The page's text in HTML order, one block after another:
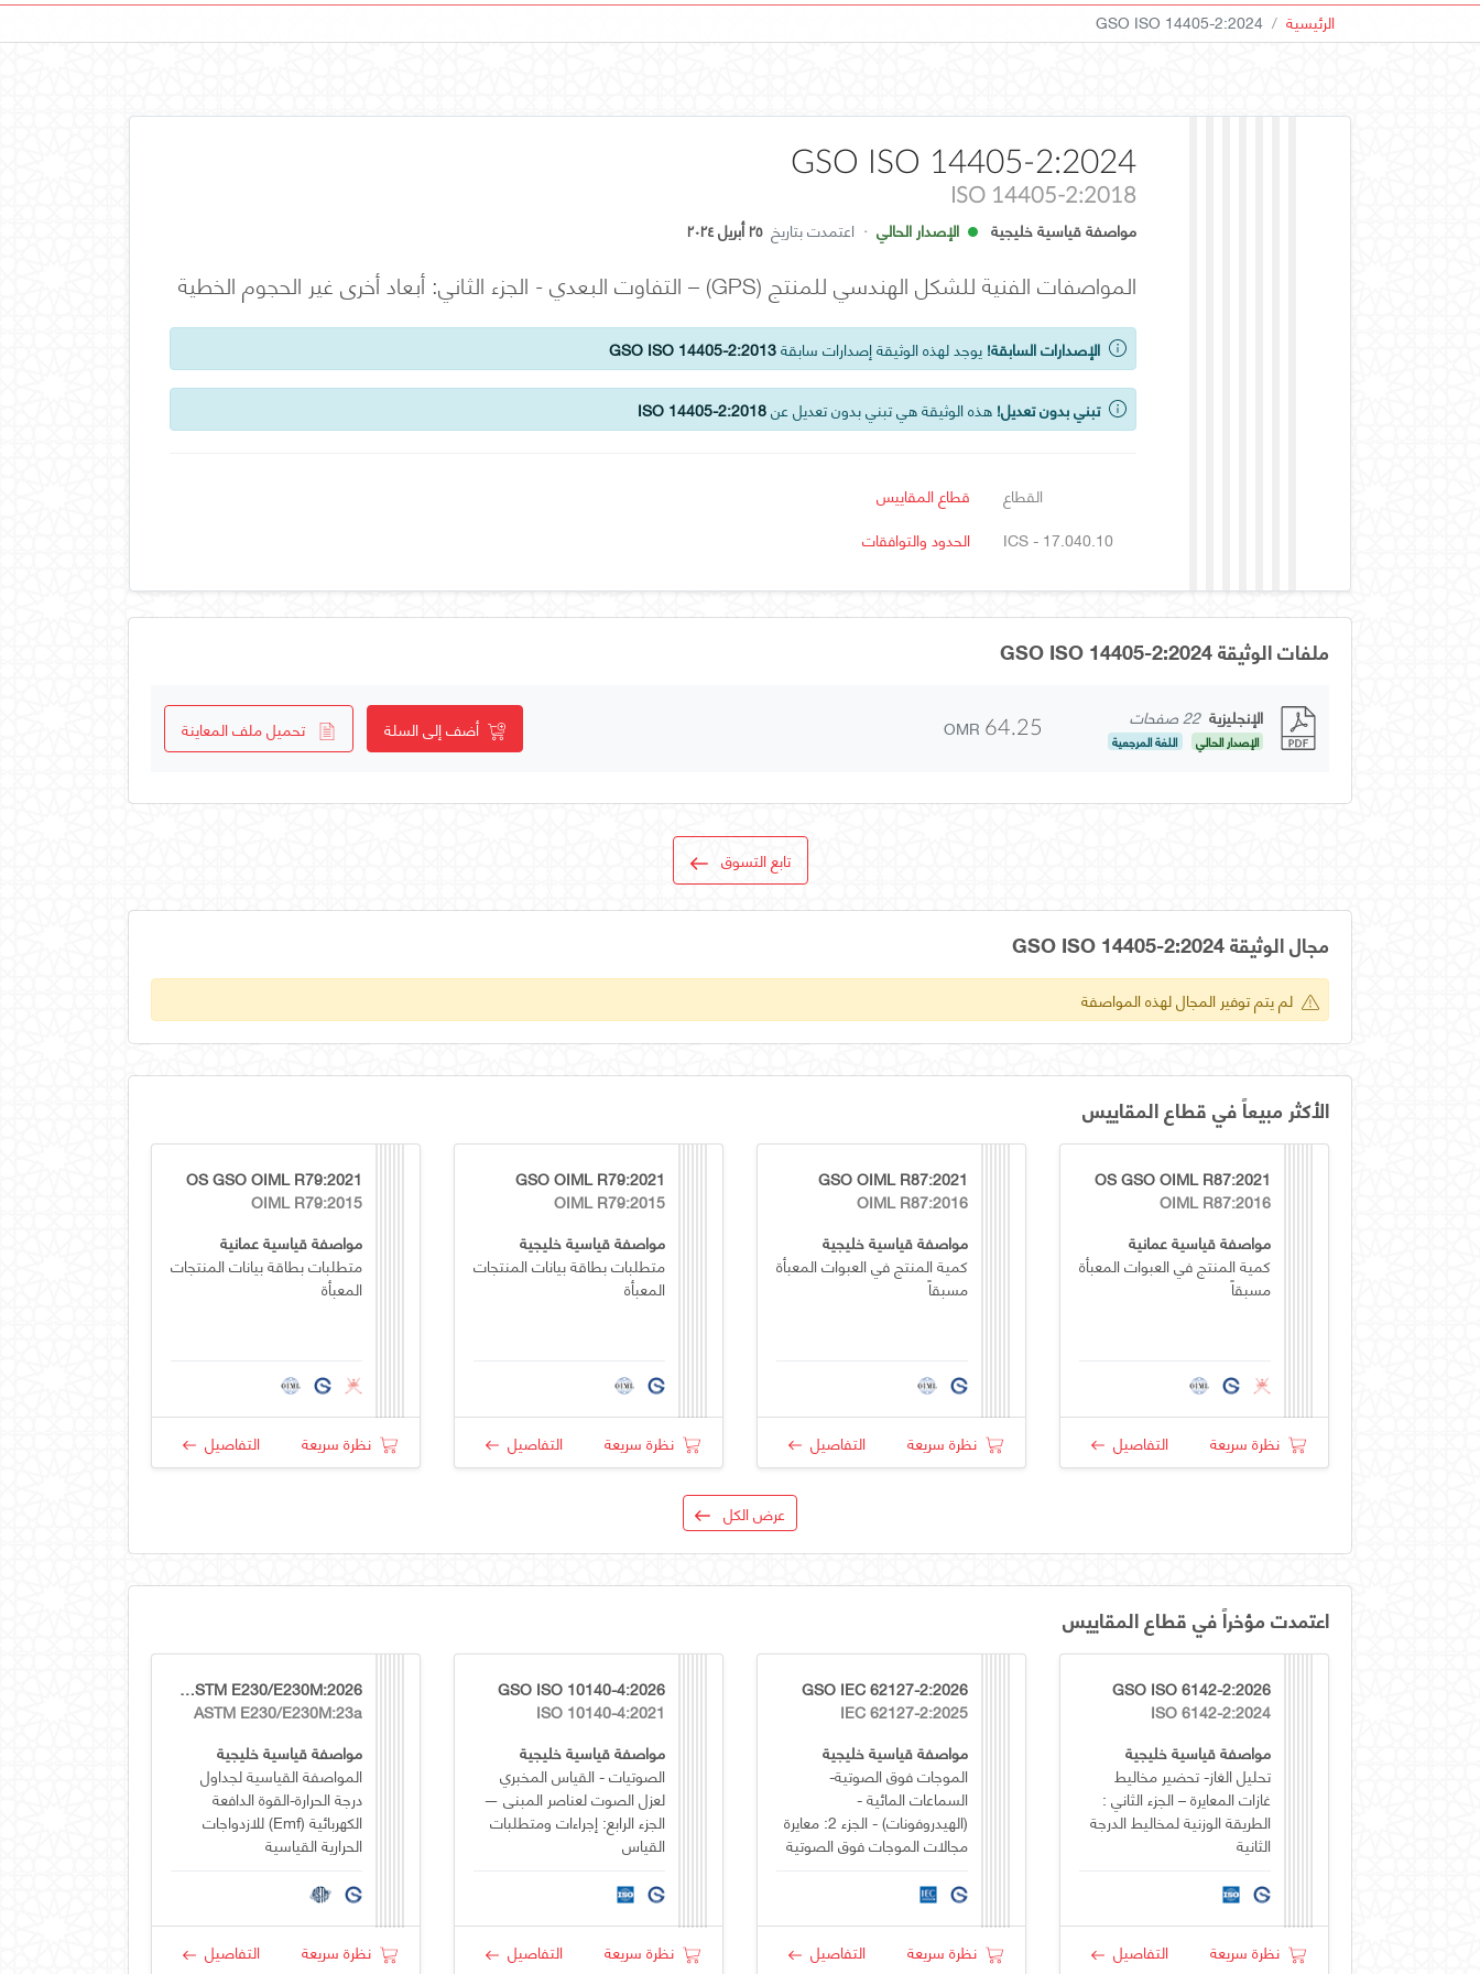
الرئيسية GSO ISO 14405-2:2024
GSO ISO 14405-2:2024
ISO 14405-2:2018
مواصفة قياسية خليجية الإصدار الحالي · اعتمدت بتاريخ ٢٥ أبريل ٢٠٢٤
المواصفات الفنية للشكل الهندسي للمنتج (GPS) – التفاوت البعدي - الجزء الثاني: أبعاد أخرى غير الحجوم الخطية
الإصدارات السابقة! يوجد لهذه الوثيقة إصدارات سابقةGSO ISO 14405-2:2013
تبني بدون تعديل! هذه الوثيقة هي تبني بدون تعديل عنISO 14405-2:2018
القطاع
قطاع المقاييس
ICS - 17.040.10
الحدود والتوافقات
ملفات الوثيقة GSO ISO 14405-2:2024
الإنجليزية 22 صفحات
الإصدار الحالي اللغة المرجعية OMR 64.25 أضف إلى السلة تحميل ملف المعاينة
تابع التسوق
مجال الوثيقة GSO ISO 14405-2:2024
لم يتم توفير المجال لهذه المواصفة
الأكثر مبيعاً في قطاع المقاييس
OS GSO OIML R87:2021
OIML R87:2016
مواصفة قياسية عمانية
كمية المنتج في العبوات المعبأة
مسبقاً
نظرة سريعة التفاصيل
GSO OIML R87:2021
OIML R87:2016
مواصفة قياسية خليجية
كمية المنتج في العبوات المعبأة
مسبقاً
نظرة سريعة التفاصيل
GSO OIML R79:2021
OIML R79:2015
مواصفة قياسية خليجية
متطلبات بطاقة بيانات المنتجات
المعبأة
نظرة سريعة التفاصيل
OS GSO OIML R79:2021
OIML R79:2015
مواصفة قياسية عمانية
متطلبات بطاقة بيانات المنتجات
المعبأة
نظرة سريعة التفاصيل
عرض الكل
اعتمدت مؤخراً في قطاع المقاييس
GSO ISO 6142-2:2026
ISO 6142-2:2024
مواصفة قياسية خليجية
تحليل الغاز- تحضير مخاليط
غازات المعايرة – الجزء الثاني :
الطريقة الوزنية لمخاليط الدرجة
الثانية
نظرة سريعة التفاصيل
GSO IEC 62127-2:2026
IEC 62127-2:2025
مواصفة قياسية خليجية
الموجات فوق الصوتية-
السماعات المائية -
(الهيدروفونات) - الجزء 2: معايرة
مجالات الموجات فوق الصوتية
نظرة سريعة التفاصيل
GSO ISO 10140-4:2026
ISO 10140-4:2021
مواصفة قياسية خليجية
الصوتيات - القياس المخبري
لعزل الصوت لعناصر المبنى —
الجزء الرابع: إجراءات ومتطلبات
القياس
نظرة سريعة التفاصيل
GSO ASTM E230/E230M:2026
ASTM E230/E230M:23a
مواصفة قياسية خليجية
المواصفة القياسية لجداول
درجة الحرارة-القوة الدافعة
الكهربائية (emf) للازدواجات
الحرارية القياسية
نظرة سريعة التفاصيل